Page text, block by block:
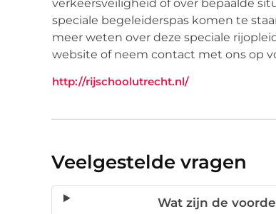
verkeersveiligheid of over bepaalde
speciale begeleiderspas komen te
meer weten over deze speciale
website of neem contact met ons op
http://rijschoolutrecht.nl/
Veelgestelde vragen
Wat zijn de